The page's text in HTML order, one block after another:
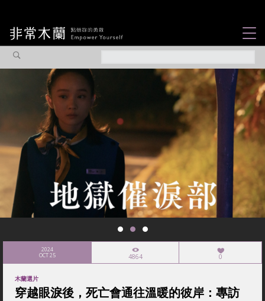
社會企業
認識我們
2024
OCT 25 4864 0
木蘭選片
穿越眼淚後，死亡會通往溫暖的彼岸：專訪